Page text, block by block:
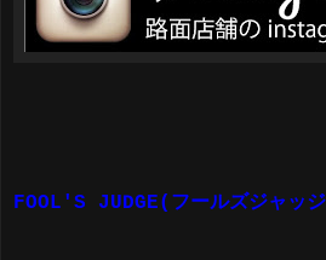
FOOL'S JUDGE(フールズジャッ